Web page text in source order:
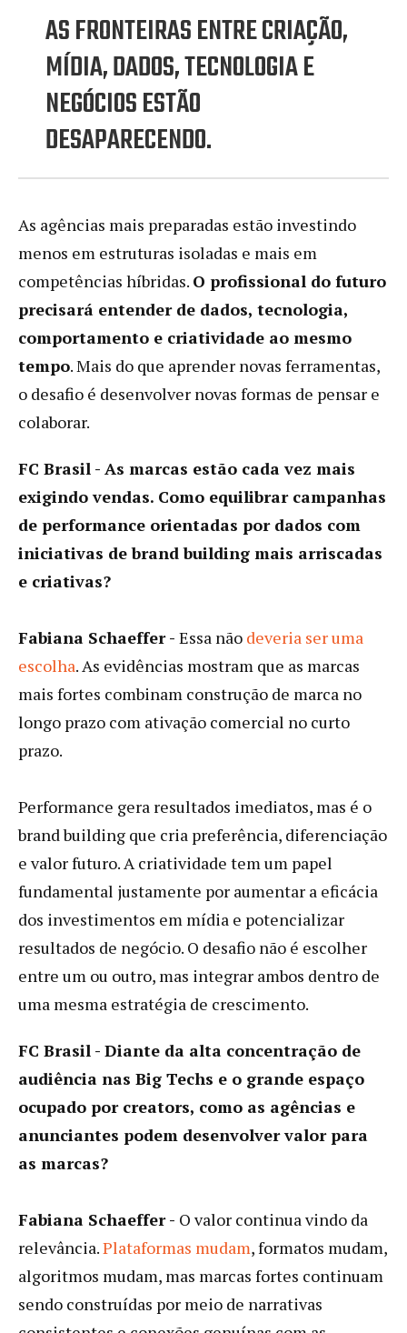
AS FRONTEIRAS ENTRE CRIAÇÃO,
MÍDIA, DADOS, TECNOLOGIA E
NEGÓCIOS ESTÃO
DESAPARECENDO.
As agências mais preparadas estão investindo
menos em estruturas isoladas e mais em
competências híbridas. O profissional do futuro
precisará entender de dados, tecnologia,
comportamento e criatividade ao mesmo
tempo. Mais do que aprender novas ferramentas,
o desafio é desenvolver novas formas de pensar e
colaborar.
FC Brasil - As marcas estão cada vez mais
exigindo vendas. Como equilibrar campanhas
de performance orientadas por dados com
iniciativas de brand building mais arriscadas
e criativas?
Fabiana Schaeffer - Essa não deveria ser uma
escolha. As evidências mostram que as marcas
mais fortes combinam construção de marca no
longo prazo com ativação comercial no curto
prazo.
Performance gera resultados imediatos, mas é o
brand building que cria preferência, diferenciação
e valor futuro. A criatividade tem um papel
fundamental justamente por aumentar a eficácia
dos investimentos em mídia e potencializar
resultados de negócio. O desafio não é escolher
entre um ou outro, mas integrar ambos dentro de
uma mesma estratégia de crescimento.
FC Brasil - Diante da alta concentração de
audiência nas Big Techs e o grande espaço
ocupado por creators, como as agências e
anunciantes podem desenvolver valor para
as marcas?
Fabiana Schaeffer - O valor continua vindo da
relevância.Plataformas mudam, formatos mudam,
algoritmos mudam, mas marcas fortes continuam
sendo construídas por meio de narrativas